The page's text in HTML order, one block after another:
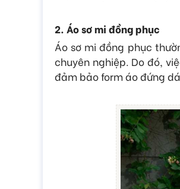
2. Áo sơ mi đồng phục
Áo sơ mi đồng phục
chuyên nghiệp. Do đó,
đảm bảo form áo đứng